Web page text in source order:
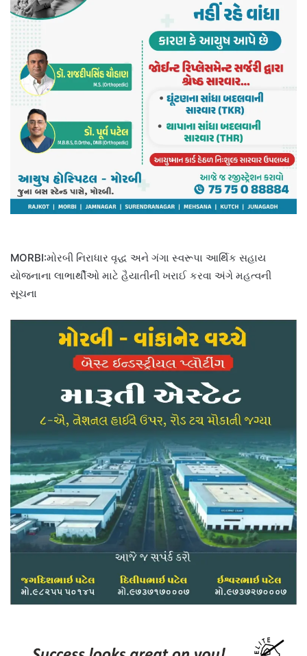
MORBI:મોરબી નિરાધાર વૃદ્ધ અને ગંગા સ્વરૂપા આર્થિક સહાય
યોજનાના લાભાર્થીઓ માટે હૈયાતીની ખરાઈ કરવા અંગે મહત્વની
સૂચના